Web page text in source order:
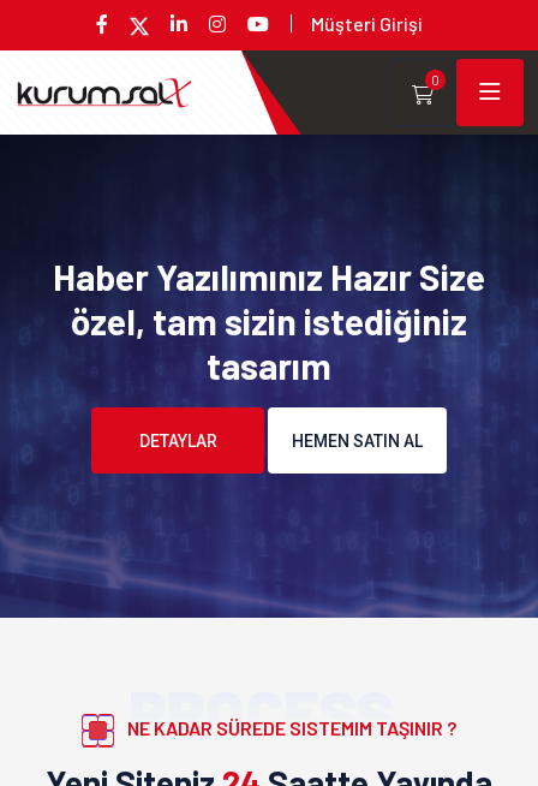
Müşteri Girişi
0
Haber Yazılımınız Hazır Size
özel, tam sizin istediğiniz
tasarım
DETAYLAR HEMEN SATIN AL
PROCESS
NE KADAR SÜREDE SISTEMIM TAŞINIR ?